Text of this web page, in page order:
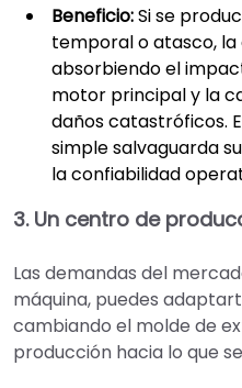
Beneficio:Si se
temporal o atasco,
absorbiendo el
motor principal y la
daños catastróficos.
simple salvaguarda
la confiabilidad
3. Un centro de
Las demandas del
máquina, puedes
cambiando el molde de
producción hacia lo que